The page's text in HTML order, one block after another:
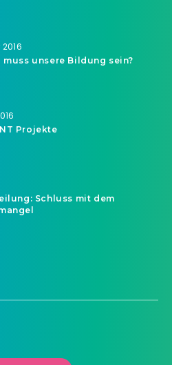
unsere Bildung sein?
Projekte
Schluss mit dem